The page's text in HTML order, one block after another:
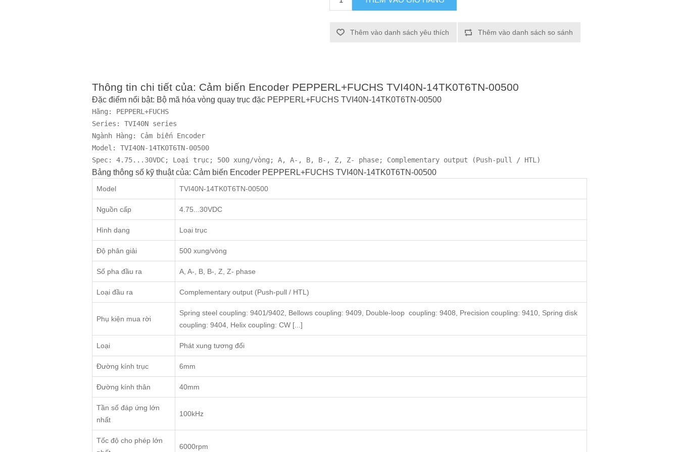
Thêm vào danh sách yêu thích Thêm vào danh sách so sánh
Thông tin chi tiết của: Cảm biến Encoder PEPPERL+FUCHS TVI40N-14TK0T6TN-00500
Đặc điểm nổi bật: Bộ mã hóa vòng quay trục đặc PEPPERL+FUCHS TVI40N-14TK0T6TN-00500
Hãng: PEPPERL+FUCHS
Series: TVI40N series
Ngành Hàng: Cảm biến Encoder
Model: TVI40N-14TK0T6TN-00500
Spec: 4.75...30VDC; Loại trục; 500 xung/vòng; A, A-, B, B-, Z, Z- phase; Complementary output (Push-pull / HTL)
Bảng thông số kỹ thuật của: Cảm biến Encoder PEPPERL+FUCHS TVI40N-14TK0T6TN-00500
Model TVI40N-14TK0T6TN-00500
Nguồn cấp 4.75...30VDC
Hình dạng Loại trục
Độ phân giải 500 xung/vòng
Số pha đầu ra A, A-, B, B-, Z, Z- phase
Loại đầu ra Complementary output (Push-pull / HTL)
Phụ kiện mua rời
Spring steel coupling: 9401/9402, Bellows coupling: 9409, Double-loop coupling: 9408, Precision coupling: 9410, Spring disk
coupling: 9404, Helix coupling: CW [...]
Loại Phát xung tương đối
Đường kính trục 6mm
Đường kính thân 40mm
Tần số đáp ứng lớn
nhất
100kHz
Tốc độ cho phép lớn
6000rpm